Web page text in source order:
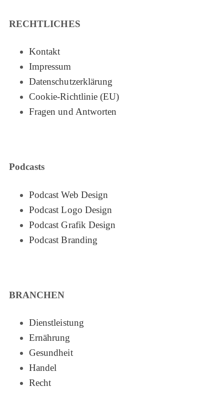
RECHTLICHES
Kontakt
Impressum
Datenschutzerklärung
Cookie-Richtlinie (EU)
Fragen und Antworten
Podcasts
Podcast Web Design
Podcast Logo Design
Podcast Grafik Design
Podcast Branding
BRANCHEN
Dienstleistung
Ernährung
Gesundheit
Handel
Recht